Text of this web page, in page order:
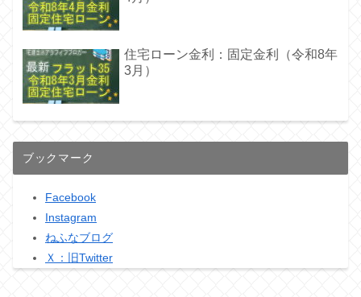
住宅ローン金利：固定金利（令和8年
3月）
ブックマーク
Facebook
Instagram
ねふなブログ
Ｘ：旧Twitter